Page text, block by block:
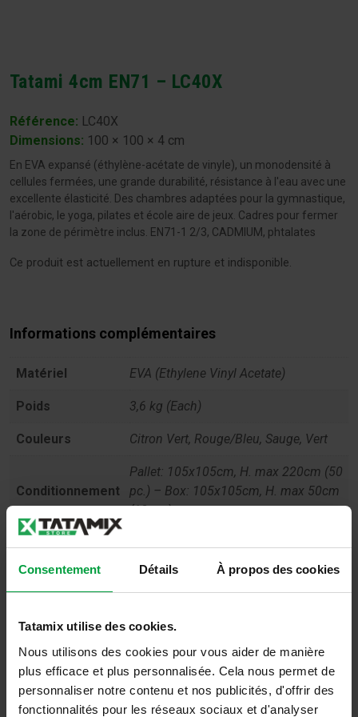
Consentement Détails À propos des cookies
Tatamix utilise des cookies.
Nous utilisons des cookies pour vous aider de manière
plus efficace et plus personnalisée. Cela nous permet de
personnaliser notre contenu et nos publicités, d'offrir des
fonctionnalités pour les réseaux sociaux et d'analyser
Tatami 4cm EN71 – LC40X
Référence: LC40X
Dimensions: 100 × 100 × 4 cm
En EVA expansé (éthylène-acétate de vinyle), un monodensité à
cellules fermées, une grande durabilité, résistance à l'eau avec une
excellente élasticité. Des chambres adaptées pour la gymnastique,
l'aérobic, le yoga, pilates et école aire de jeux. Cadres pour fermer
la zone de périmètre inclus. EN71-1 2/3, CADMIUM, phtalates
Ce produit est actuellement en rupture et indisponible.
Informations complémentaires
Matériel EVA (Ethylene Vinyl Acetate)
Poids 3,6 kg (Each)
Couleurs Citron Vert, Rouge/Bleu, Sauge, Vert
Conditionnement
Pallet: 105x105cm, H. max 220cm (50
pc.) – Box: 105x105cm, H. max 50cm
(12 pc.)
Anti-feu Efl – Selon la norme 13501, partie 1
chocs
UNI EN 1177 HIC 1400mm
Usage
Suitable for multiple martial and
recreational activities